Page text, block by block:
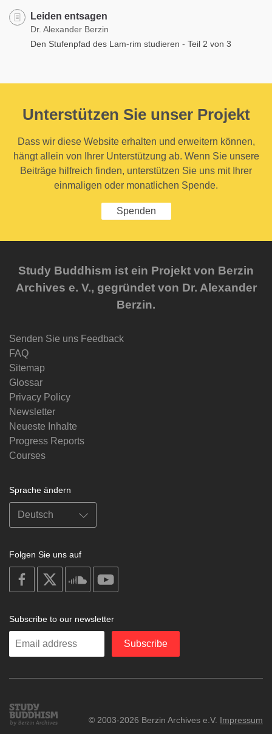
Leiden entsagen
Dr. Alexander Berzin
Den Stufenpfad des Lam-rim studieren - Teil 2 von 3
Unterstützen Sie unser Projekt
Dass wir diese Website erhalten und erweitern können,
hängt allein von Ihrer Unterstützung ab. Wenn Sie unsere
Beiträge hilfreich finden, unterstützen Sie uns mit Ihrer
einmaligen oder monatlichen Spende.
Spenden
Study Buddhism ist ein Projekt von Berzin
Archives e. V., gegründet von Dr. Alexander
Berzin.
Senden Sie uns Feedback
FAQ
Sitemap
Glossar
Privacy Policy
Newsletter
Neueste Inhalte
Progress Reports
Courses
Sprache ändern
Folgen Sie uns auf
on
facebook
soundcloud
Subscribe to our newsletter
Enter
Subscribe
Study
Buddhism
© 2003-2026 Berzin Archives e.V. Impressum